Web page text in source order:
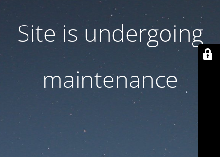
Site is undergoing
maintenance